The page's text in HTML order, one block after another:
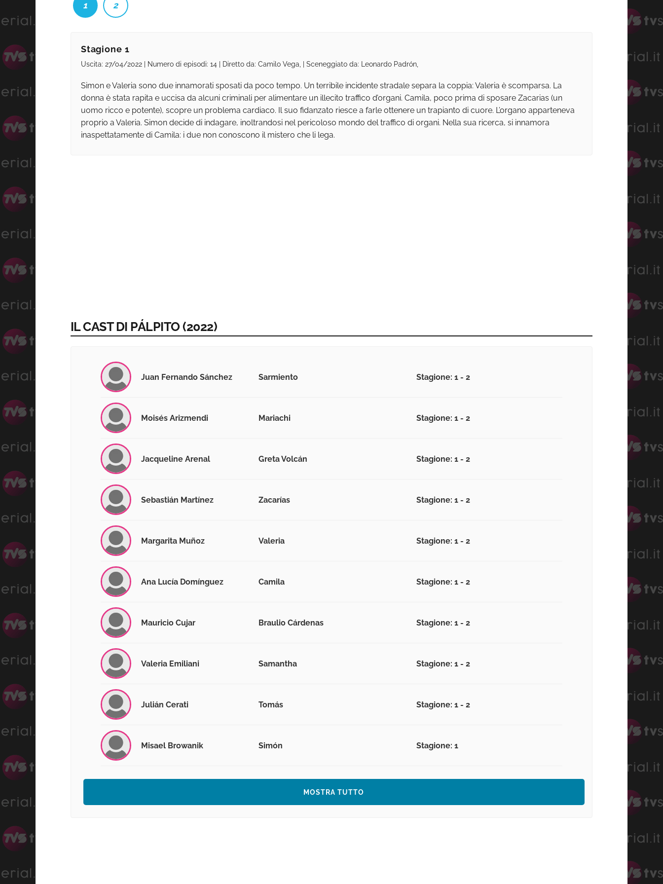
1 2
Stagione 1
Uscita: 27/04/2022 | Numero di episodi: 14 | Diretto da: Camilo Vega, | Sceneggiato da: Leonardo Padrón,
Simon e Valeria sono due innamorati sposati da poco tempo. Un terribile incidente stradale separa la coppia: Valeria è scomparsa. La
donna è stata rapita e uccisa da alcuni criminali per alimentare un illecito traffico d’organi. Camila, poco prima di sposare Zacarias (un
uomo ricco e potente), scopre un problema cardiaco. Il suo fidanzato riesce a farle ottenere un trapianto di cuore. L’organo apparteneva
proprio a Valeria. Simon decide di indagare, inoltrandosi nel pericoloso mondo del traffico di organi. Nella sua ricerca, si innamora
inaspettatamente di Camila: i due non conoscono il mistero che li lega.
IL CAST DI PÁLPITO (2022)
Juan Fernando Sánchez Sarmiento Stagione: 1 - 2
Moisés Arizmendi Mariachi Stagione: 1 - 2
Jacqueline Arenal Greta Volcán Stagione: 1 - 2
Sebastián Martínez Zacarías Stagione: 1 - 2
Margarita Muñoz Valeria Stagione: 1 - 2
Ana Lucía Domínguez Camila Stagione: 1 - 2
Mauricio Cujar Braulio Cárdenas Stagione: 1 - 2
Valeria Emiliani Samantha Stagione: 1 - 2
Julián Cerati Tomás Stagione: 1 - 2
Misael Browanik Simón Stagione: 1
MOSTRA TUTTO